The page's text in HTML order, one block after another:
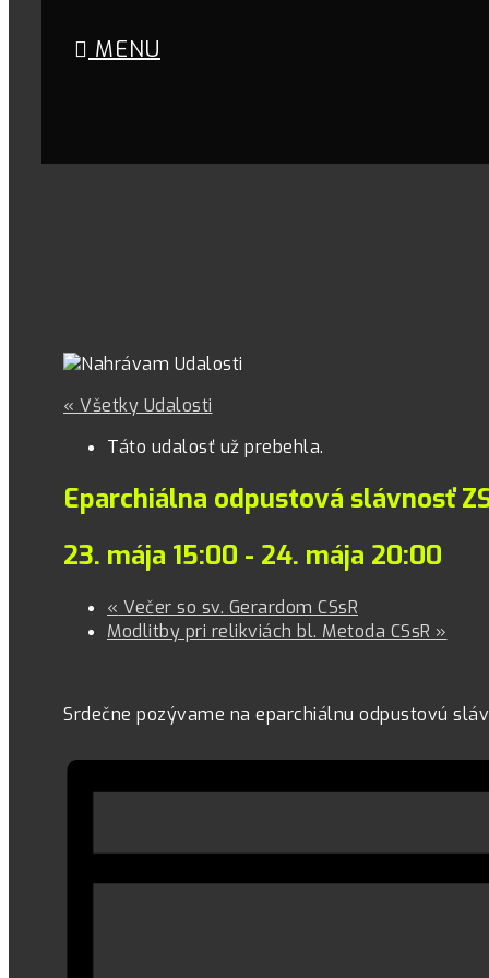
MENU
« Všetky Udalosti
Táto udalosť už prebehla.
Eparchiálna odpustová slávnosť
23. mája 15:00 - 24. mája 20:00
« Večer so sv. Gerardom CSsR
Modlitby pri relikviách bl. Metoda CSsR »
Srdečne pozývame na eparchiálnu odpustovú